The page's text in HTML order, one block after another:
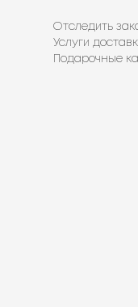
Отследить
Услуги
Подарочные